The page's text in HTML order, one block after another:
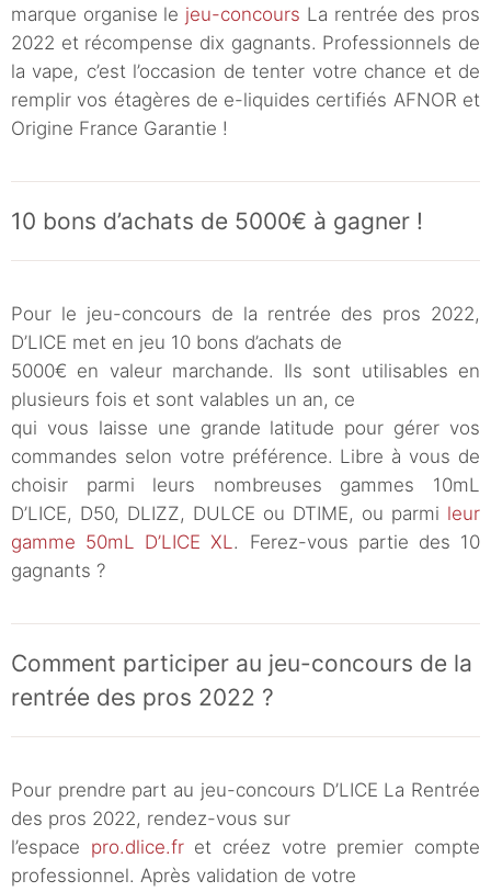
marque organise le jeu-concours La rentrée des pros
2022 et récompense dix gagnants. Professionnels de
la vape, c’est l’occasion de tenter votre chance et de
remplir vos étagères de e-liquides certifiés AFNOR et
Origine France Garantie !
10 bons d’achats de 5000€ à gagner !
Pour le jeu-concours de la rentrée des pros 2022,
D’LICE met en jeu 10 bons d’achats de
5000€ en valeur marchande. Ils sont utilisables en
plusieurs fois et sont valables un an, ce
qui vous laisse une grande latitude pour gérer vos
commandes selon votre préférence. Libre à vous de
choisir parmi leurs nombreuses gammes 10mL
D’LICE, D50, DLIZZ, DULCE ou DTIME, ou parmi leur
gamme 50mL D’LICE XL. Ferez-vous partie des 10
gagnants ?
Comment participer au jeu-concours de la
rentrée des pros 2022 ?
Pour prendre part au jeu-concours D’LICE La Rentrée
des pros 2022, rendez-vous sur
l’espace pro.dlice.fret créez votre premier compte
professionnel. Après validation de votre